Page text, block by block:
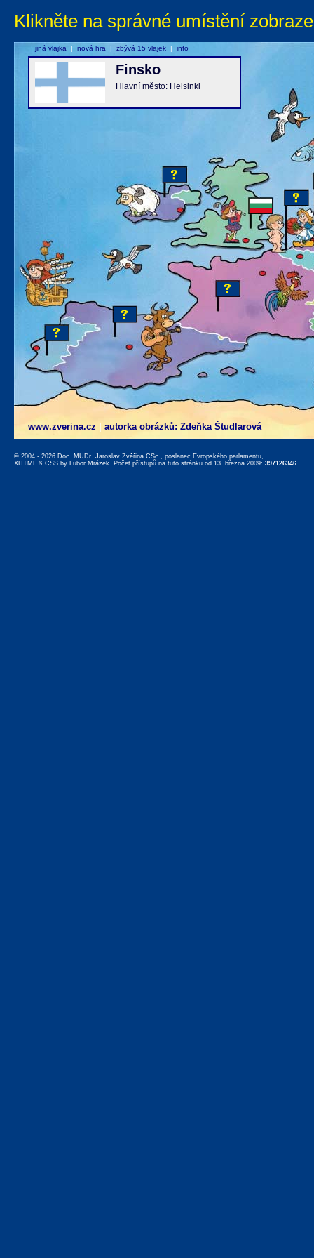
Klikněte na správné umístění
www.zverina.cz autorka obrázků: Zdeňka Študlarová
Finsko
Hlavní město: Helsinki
jiná vlajka | nová hra | zbývá 15 vlajek | info
© 2004 - 2026 Doc. MUDr. Jaroslav Zvěřina CSc., poslanec Evropského parlamentu,
XHTML & CSS by Lubor Mrázek. Počet přístupů na tuto stránku od 13. března 2009: 397126346